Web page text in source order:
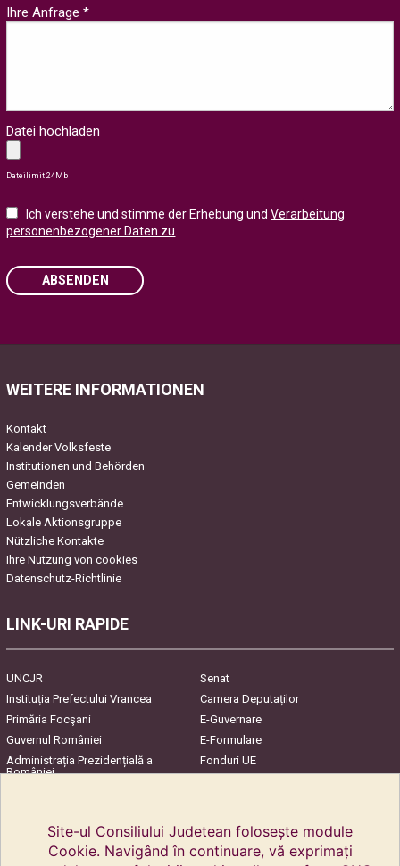
Ihre Anfrage *
Datei hochladen
Dateilimit 24Mb
Ich verstehe und stimme der Erhebung undVerarbeitung
personenbezogener Daten zu
ABSENDEN
WEITERE INFORMATIONEN
Kontakt
Kalender Volksfeste
Institutionen und Behörden
Gemeinden
Entwicklungsverbände
Lokale Aktionsgruppe
Nützliche Kontakte
Ihre Nutzung von cookies
Datenschutz-Richtlinie
LINK-URI RAPIDE
UNCJR
Senat
Instituția Prefectului Vrancea
Camera Deputaților
Primăria Focşani
E-Guvernare
Guvernul României
E-Formulare
Administrația Prezidențială a
României
Fonduri UE
Site-ul Consiliului Judetean folosește module
Cookie. Navigând în continuare, vă exprimați